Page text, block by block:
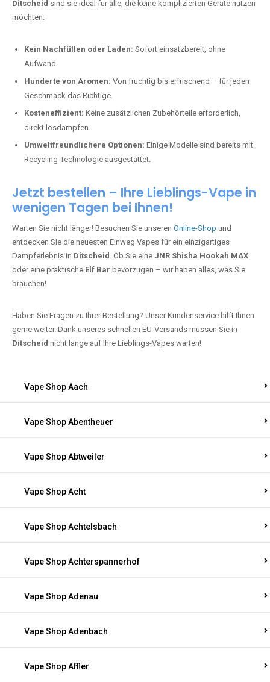
Ditscheid sind sie ideal für alle, die keine komplizierten Geräte nutzen
möchten:
Kein Nachfüllen oder Laden: Sofort einsatzbereit, ohne
Aufwand.
Hunderte von Aromen: Von fruchtig bis erfrischend – für jeden
Geschmack das Richtige.
Kosteneffizient: Keine zusätzlichen Zubehörteile erforderlich,
direkt losdampfen.
Umweltfreundlichere Optionen: Einige Modelle sind bereits mit
Recycling-Technologie ausgestattet.
Jetzt bestellen – Ihre Lieblings-Vape in
wenigen Tagen bei Ihnen!
Warten Sie nicht länger! Besuchen Sie unseren Online-Shop und
entdecken Sie die neuesten Einweg Vapes für ein einzigartiges
Dampferlebnis in Ditscheid . Ob Sie eine JNR Shisha Hookah MAX
oder eine praktische Elf Bar bevorzugen – wir haben alles, was Sie
brauchen!
Haben Sie Fragen zu Ihrer Bestellung? Unser Kundenservice hilft Ihnen
gerne weiter. Dank unseres schnellen EU-Versands müssen Sie in
Ditscheid nicht lange auf Ihre Lieblings-Vapes warten!
Vape Shop Aach
Vape Shop Abentheuer
Vape Shop Abtweiler
Vape Shop Acht
Vape Shop Achtelsbach
Vape Shop Achterspannerhof
Vape Shop Adenau
Vape Shop Adenbach
Vape Shop Affler